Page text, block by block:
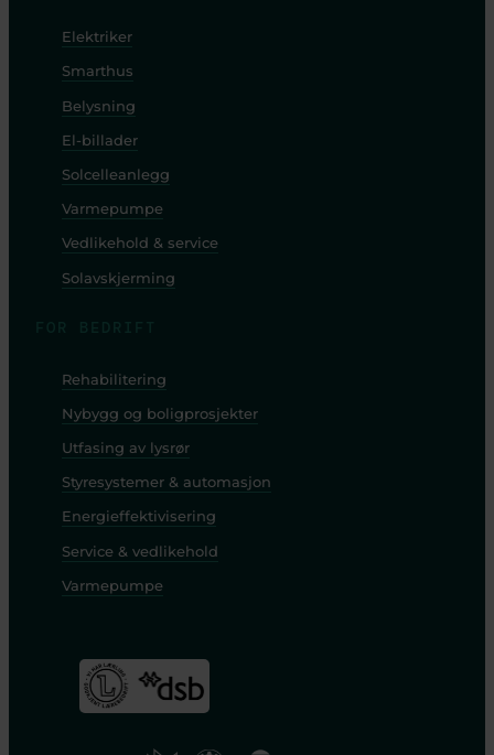
Elektriker
Smarthus
Belysning
El-billader
Solcelleanlegg
Varmepumpe
Vedlikehold & service
Solavskjerming
Rehabilitering
Nybygg og boligprosjekter
Utfasing av lysrør
Styresystemer & automasjon
Energieffektivisering
Service & vedlikehold
Varmepumpe